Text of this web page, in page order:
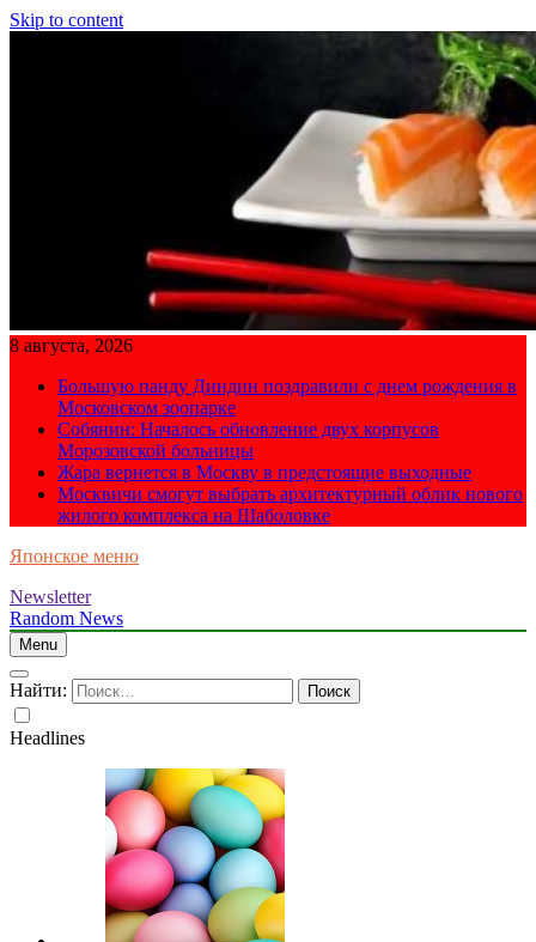
Skip to content
8 августа, 2026
Большую панду Диндин поздравили с днем рождения в
Московском зоопарке
Собянин: Началось обновление двух корпусов
Морозовской больницы
Жара вернется в Москву в предстоящие выходные
Москвичи смогут выбрать архитектурный облик нового
жилого комплекса на Шаболовке
Японское меню
Newsletter
Random News
Menu
Найти:
Headlines